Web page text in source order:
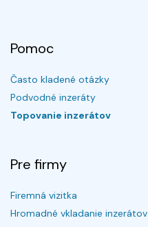
Pomoc
Často kladené otázky
Podvodné inzeráty
Topovanie inzerátov
Pre firmy
Firemná vizitka
Hromadné vkladanie inzerátov